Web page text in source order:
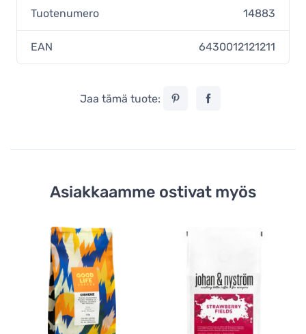
Tuotenumero 14883
EAN 6430012121211
Jaa tämä tuote:
Asiakkaamme ostivat myös